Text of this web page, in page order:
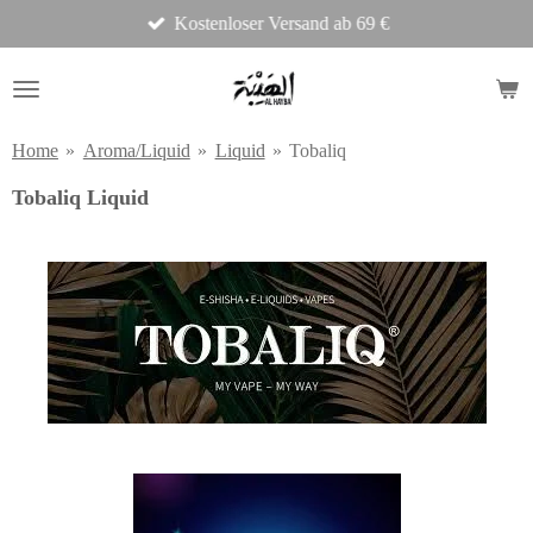
Hauptinhalt
springen
Kostenloser Versand ab 69 €
Home » Aroma/Liquid » Liquid » Tobaliq
Tobaliq Liquid